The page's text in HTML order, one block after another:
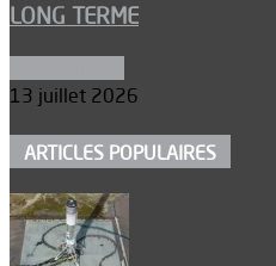
LONG TERME
13 juillet 2026
ARTICLES POPULAIRES